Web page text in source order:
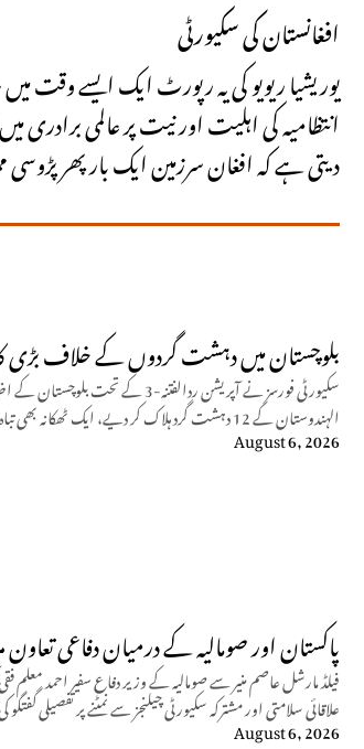
افغانستان کی سکیورٹی
یوریشیا ریویو کی یہ رپورٹ ایک ایسے
انتظامیہ کی اہلیت اور نیت پر عالمی
دیتی ہے کہ افغان سرزمین ایک بار پھر
بلوچستان میں دہشت گردوں کے خلاف بڑی کارروائی، 12
سکیورٹی فورسز نے آپریشن
الہندوستان کے 12 دہشت گرد ہلاک کر دیے، ایک ٹھکانہ بھی تباہ۔
August 6, 2026
پاکستان اور صومالیہ کے درمیان دفاعی
فیلڈ مارشل عاصم منیر سے صومالیہ کے وزیر دفاع سفیر احمد
علاقائی سلامتی اور مشترکہ سکیورٹی چیلنجز سے نمٹنے پر تفصیلی گفتگو
August 6, 2026